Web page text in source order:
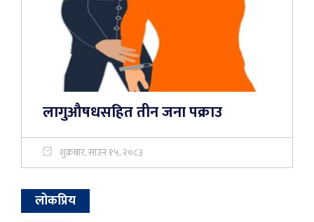
लागुऔषधसहित तीन जना पक्राउ
शुक्रबार, साउन १५, २०८३
लोकप्रिय